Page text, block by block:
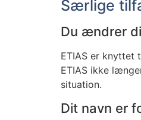
Særlige
Du ændrer
ETIAS er knyttet
ETIAS ikke
situation.
Dit navn er